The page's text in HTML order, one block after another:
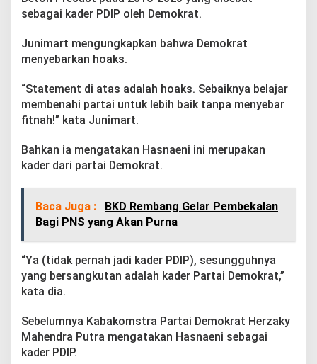
i
m
r
a
sebagai kader PDIP oleh Demokrat.
Junimart mengungkapkan bahwa Demokrat
menyebarkan hoaks.
“Statement di atas adalah hoaks. Sebaiknya belajar
membenahi partai untuk lebih baik tanpa menyebar
fitnah!” kata Junimart.
Bahkan ia mengatakan Hasnaeni ini merupakan
kader dari partai Demokrat.
Baca Juga :
BKD Rembang Gelar Pembekalan
Bagi PNS yang Akan Purna
“Ya (tidak pernah jadi kader PDIP), sesungguhnya
yang bersangkutan adalah kader Partai Demokrat,”
kata dia.
Sebelumnya Kabakomstra Partai Demokrat Herzaky
Mahendra Putra mengatakan Hasnaeni sebagai
kader PDIP.